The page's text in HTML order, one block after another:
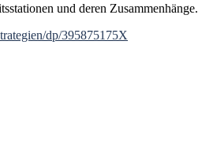
und deren Zusammenhänge.
dp/395875175X